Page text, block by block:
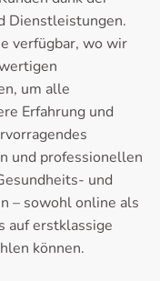
Dienstleistungen.
verfügbar, wo wir
um alle
Erfahrung und
und professionellen
und
– sowohl online als
auf erstklassige
können.